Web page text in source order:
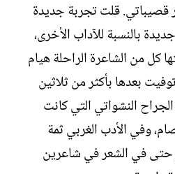
قصيباتي. قلت تجربة جديدة
بالنسبة للآداب الأخرى،
كل من الشاعرة الراحلة هيام
بعدها بأكثر من ثلاثين
النشواتي التي كانت
وفي الأدب الغربي ثمة
حتى في الشعر في شاعرين